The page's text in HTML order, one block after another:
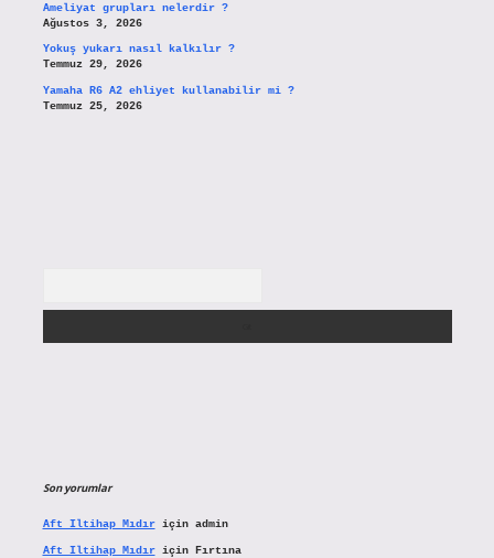
Ameliyat grupları nelerdir ?
Ağustos 3, 2026
Yokuş yukarı nasıl kalkılır ?
Temmuz 29, 2026
Yamaha R6 A2 ehliyet kullanabilir mi ?
Temmuz 25, 2026
Son yorumlar
Aft Iltihap Mıdıriçin admin
Aft Iltihap Mıdıriçin Fırtına